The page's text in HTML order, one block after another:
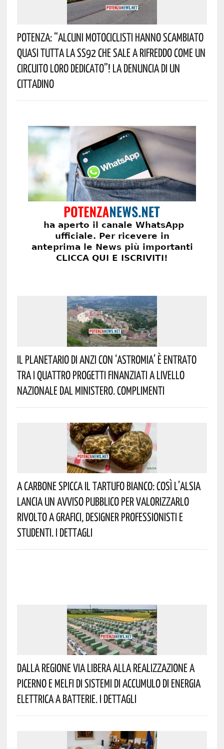
Potenza: “alcuni Motociclisti Hanno Scambiato
Quasi Tutta La SS92 Che Sale A Rifreddo Come Un
Circuito Loro Dedicato”! La Denuncia Di Un
Cittadino
Il Planetario Di Anzi Con ‘Astromia’ È Entrato
Tra I Quattro Progetti Finanziati A Livello
Nazionale Dal Ministero. Complimenti
A Carbone Spicca Il Tartufo Bianco: Così L’Alsia
Lancia Un Avviso Pubblico Per Valorizzarlo
Rivolto A Grafici, Designer Professionisti E
Studenti. I Dettagli
Dalla Regione Via Libera Alla Realizzazione A
Picerno E Melfi Di Sistemi Di Accumulo Di Energia
Elettrica A Batterie. I Dettagli